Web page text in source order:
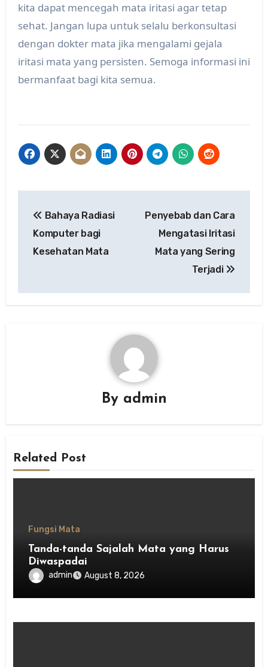
kita dapat mencegah mata iritasi agar tetap
sehat. Jangan lupa untuk selalu berkonsultasi
dengan dokter mata jika mengalami gejala
iritasi mata yang persisten. Semoga informasi ini
bermanfaat bagi kita semua.
navigation
Bahaya Radiasi
Komputer bagi
Kesehatan Mata
Penyebab dan Cara
Mengatasi Iritasi
Mata yang Sering
Terjadi
By admin
Related Post
Fungsi Mata
Tanda-tanda Sajalah Mata yang Harus
Diwaspadai
admin August 8, 2026